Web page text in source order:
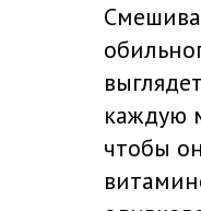
каждую
чтобы